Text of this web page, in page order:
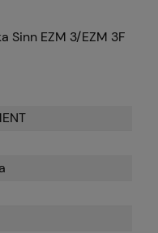
Sinn EZM 3/EZM 3F